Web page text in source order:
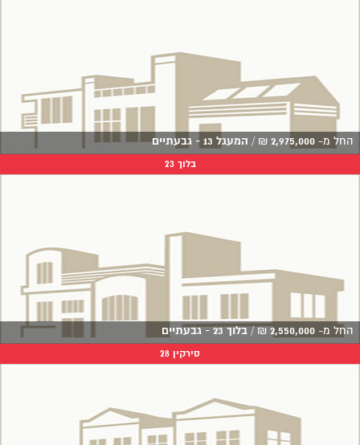
החל מ- 2,975,000
₪
/ המעגל 13 - גבעתיים
בלוך 23
החל מ- 2,550,000
₪
/ בלוך 23 - גבעתיים
סירקין 28